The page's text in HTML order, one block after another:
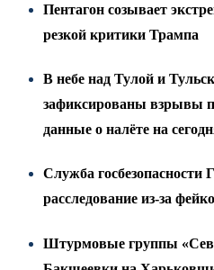
Пентагон созывает
резкой критики Трампа
В небе над Тулой и
зафиксированы взрывы
данные о налёте на
Служба госбезопасности
расследование из-за
Штурмовые группы